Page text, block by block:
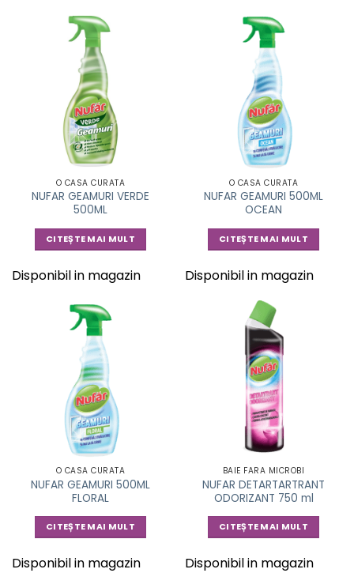
O CASA CURATA
NUFAR GEAMURI VERDE
500ML
CITEȘTE MAI MULT
Disponibil in magazin
O CASA CURATA
NUFAR GEAMURI 500ML
OCEAN
CITEȘTE MAI MULT
Disponibil in magazin
O CASA CURATA
NUFAR GEAMURI 500ML
FLORAL
CITEȘTE MAI MULT
Disponibil in magazin
BAIE FARA MICROBI
NUFAR DETARTARTRANT
ODORIZANT 750 ml
CITEȘTE MAI MULT
Disponibil in magazin